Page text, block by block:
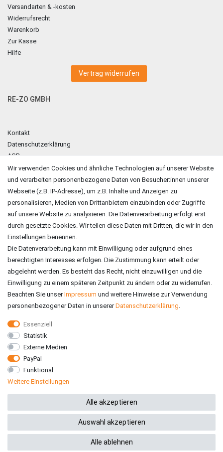
Versandarten & -kosten
Widerrufsrecht
Warenkorb
Zur Kasse
Hilfe
Vertrag widerrufen
RE-ZO GMBH
Kontakt
Datenschutzerklärung
AGB
Impressum
ZAHLUNGSARTEN
VERSAND
Wir verwenden Cookies und ähnliche Technologien auf unserer Website
und verarbeiten personenbezogene Daten von Besucher:innen unserer
Webseite (z.B. IP-Adresse), um z.B. Inhalte und Anzeigen zu
personalisieren, Medien von Drittanbietern einzubinden oder Zugriffe
auf unsere Website zu analysieren. Die Datenverarbeitung erfolgt erst
durch gesetzte Cookies. Wir teilen diese Daten mit Dritten, die wir in den
Einstellungen benennen.
Die Datenverarbeitung kann mit Einwilligung oder aufgrund eines
berechtigten Interesses erfolgen. Die Zustimmung kann erteilt oder
abgelehnt werden. Es besteht das Recht, nicht einzuwilligen und die
Einwilligung zu einem späteren Zeitpunkt zu ändern oder zu widerrufen.
Beachten Sie unserImpressum und weitere Hinweise zur Verwendung
personenbezogener Daten in unsererDaten­schutz­erklärung.
Essenziell
Statistik
Externe Medien
PayPal
Funktional
Weitere Einstellungen
Alle akzeptieren
Auswahl akzeptieren
Alle ablehnen